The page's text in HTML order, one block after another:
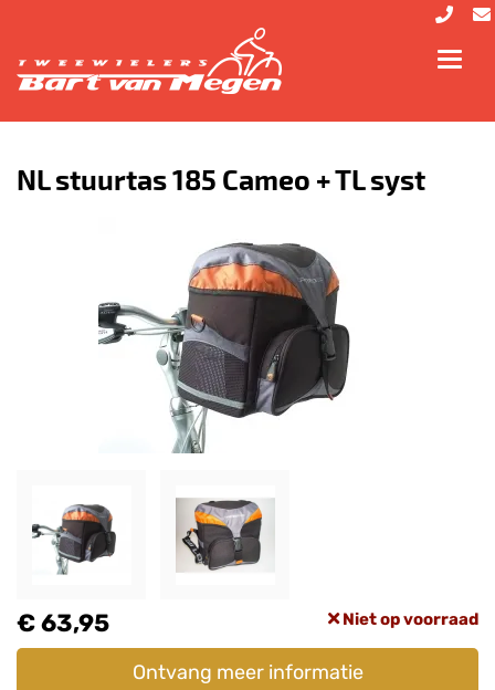
NL stuurtas 185 Cameo + TL syst
€ 63,95 Niet op voorraad
Ontvang meer informatie